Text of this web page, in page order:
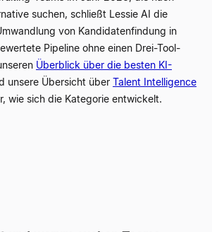
suchen, schließt Lessie AI die
von Kandidatenfindung in
Pipeline ohne einen Drei-Tool-
Überblick über die besten KI-
unsere Übersicht über Talent Intelligence
wie sich die Kategorie entwickelt.